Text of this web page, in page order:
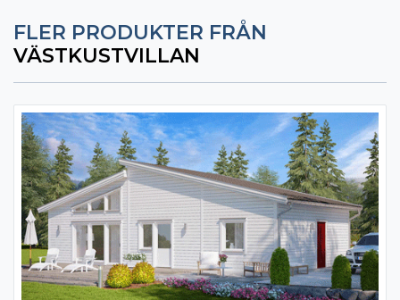
FLER PRODUKTER FRÅN
VÄSTKUSTVILLAN